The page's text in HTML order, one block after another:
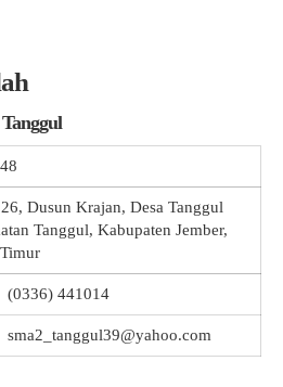
Dusun Krajan, Desa Tanggul
Tanggul, Kabupaten Jember,
(0336) 441014
sma2_tanggul39@yahoo.com